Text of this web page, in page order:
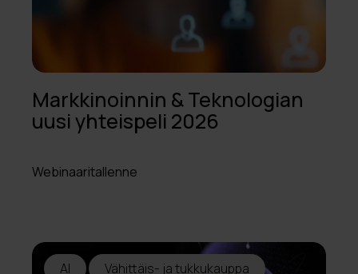
Markkinoinnin & Teknologian
uusi yhteispeli 2026
Webinaaritallenne
AI Vähittäis- ja tukkukauppa